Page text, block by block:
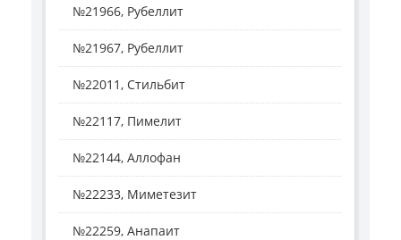
№21966, Рубеллит
№21967, Рубеллит
№22011, Стильбит
№22117, Пимелит
№22144, Аллофан
№22233, Миметезит
№22259, Анапаит